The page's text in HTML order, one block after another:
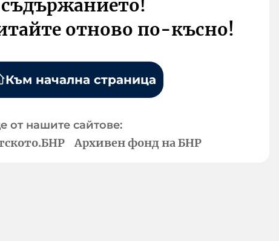
съдържанието!
отново по-късно!
Към начална страница
от нашите сайтове:
Архивен фонд на БНР